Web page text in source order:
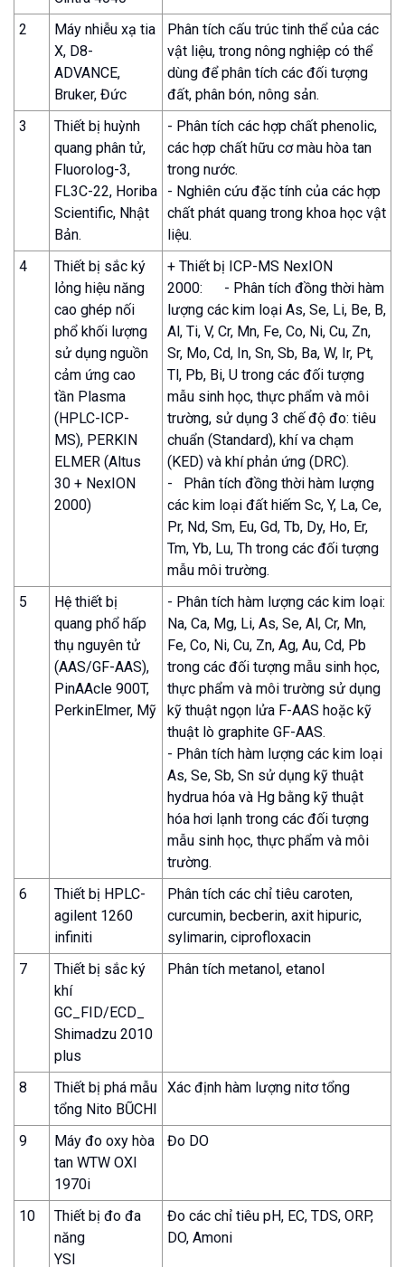
2
Máy nhiễu xạ tia
X, D8-
ADVANCE,
Bruker, Đức
Phân tích cấu trúc tinh thể của các
vật liệu, trong nông nghiệp có thể
dùng để phân tích các đối tượng
đất, phân bón, nông sản.
3
Thiết bị huỳnh
quang phân tử,
Fluorolog-3,
FL3C-22, Horiba
Scientific, Nhật
Bản.
- Phân tích các hợp chất phenolic,
các hợp chất hữu cơ màu hòa tan
trong nước.
- Nghiên cứu đặc tính của các hợp
chất phát quang trong khoa học vật
liệu.
4
Thiết bị sắc ký
lỏng hiệu năng
cao ghép nối
phổ khối lượng
sử dụng nguồn
cảm ứng cao
tần Plasma
(HPLC-ICP-
MS), PERKIN
ELMER (Altus
30 + NexION
2000)
+ Thiết bị ICP-MS NexION
2000: - Phân tích đồng thời hàm
lượng các kim loại As, Se, Li, Be, B,
Al, Ti, V, Cr, Mn, Fe, Co, Ni, Cu, Zn,
Sr, Mo, Cd, In, Sn, Sb, Ba, W, Ir, Pt,
Tl, Pb, Bi, U trong các đối tượng
mẫu sinh học, thực phẩm và môi
trường, sử dụng 3 chế độ đo: tiêu
chuẩn (Standard), khí va chạm
(KED) và khí phản ứng (DRC).
- Phân tích đồng thời hàm lượng
các kim loại đất hiếm Sc, Y, La, Ce,
Pr, Nd, Sm, Eu, Gd, Tb, Dy, Ho, Er,
Tm, Yb, Lu, Th trong các đối tượng
mẫu môi trường.
5
Hệ thiết bị
quang phổ hấp
thụ nguyên tử
(AAS/GF-AAS),
PinAAcle 900T,
PerkinElmer, Mỹ
- Phân tích hàm lượng các kim loại:
Na, Ca, Mg, Li, As, Se, Al, Cr, Mn,
Fe, Co, Ni, Cu, Zn, Ag, Au, Cd, Pb
trong các đối tượng mẫu sinh học,
thực phẩm và môi trường sử dụng
kỹ thuật ngọn lửa F-AAS hoặc kỹ
thuật lò graphite GF-AAS.
- Phân tích hàm lượng các kim loại
As, Se, Sb, Sn sử dụng kỹ thuật
hydrua hóa và Hg bằng kỹ thuật
hóa hơi lạnh trong các đối tượng
mẫu sinh học, thực phẩm và môi
trường.
6
Thiết bị HPLC-
agilent 1260
infiniti
Phân tích các chỉ tiêu caroten,
curcumin, becberin, axit hipuric,
sylimarin, ciprofloxacin
7
Thiết bị sắc ký
khí
GC_FID/ECD_
Shimadzu 2010
plus
Phân tích metanol, etanol
8
Thiết bị phá mẫu
tổng Nito BŨCHI
Xác định hàm lượng nitơ tổng
9
Máy đo oxy hòa
tan WTW OXI
1970i
Đo DO
10
Thiết bị đo đa
năng
YSI
Đo các chỉ tiêu pH, EC, TDS, ORP,
DO, Amoni